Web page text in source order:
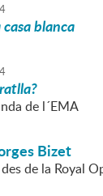
blanca
de l´EMA
Bizet
de la Royal